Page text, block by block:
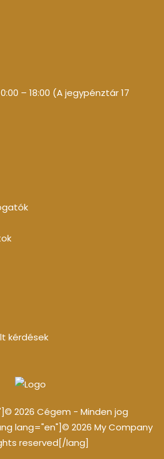
– 18:00 (A jegypénztár 17
kérdések
2026 Cégem - Minden jog
lang="en"]© 2026 My Company
reserved[/lang]